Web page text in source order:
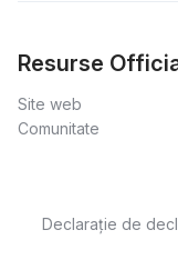
Resurse
Site web
Comunitate
Declarație de